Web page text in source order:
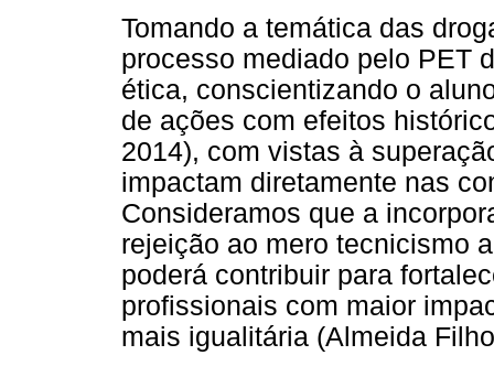
Tomando a temática das
processo mediado pelo PET
ética, conscientizando o
de ações com efeitos
2014), com vistas à
impactam diretamente nas
Consideramos que a
rejeição ao mero tecnicismo
poderá contribuir para
profissionais com maior
mais igualitária (Almeida